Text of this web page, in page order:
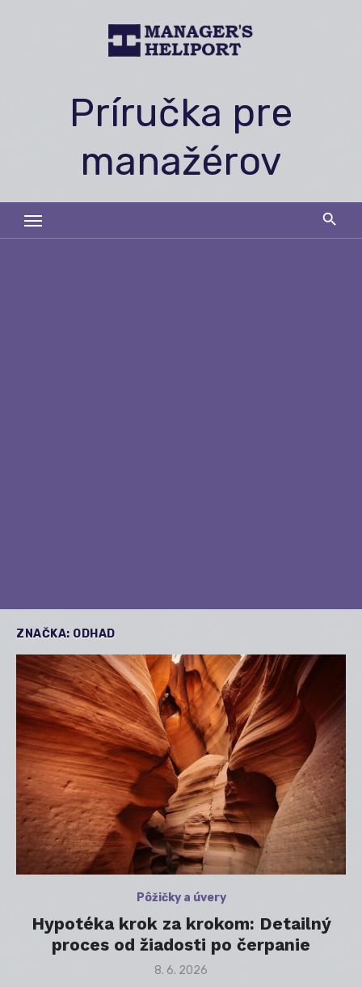
Príručka pre
manažérov
ZNAČKA: ODHAD
Pôžičky a úvery
Hypotéka krok za krokom: Detailný
proces od žiadosti po čerpanie
Posted
8. 6. 2026